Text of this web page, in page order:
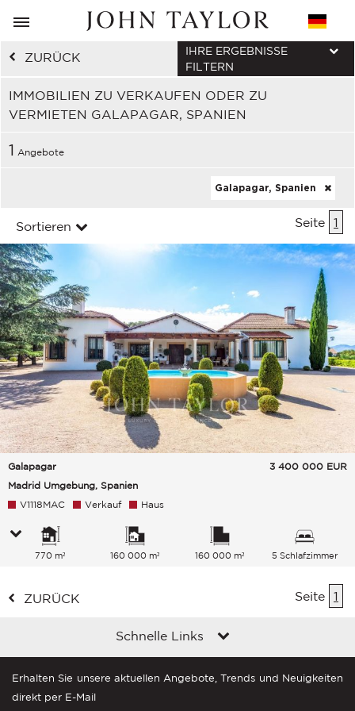
ZURÜCK
IMMOBILIEN ZU VERKAUFEN ODER ZU
VERMIETEN GALAPAGAR, SPANIEN
IHRE ERGEBNISSE
FILTERN
1 Angebote
Galapagar, Spanien
Sortieren Seite 1
Galapagar
Madrid Umgebung, Spanien
3 400 000 EUR
V1118MAC Verkauf Haus
770 m² 160 000 m² 160 000 m² 5 Schlafzimmer
ZURÜCK Seite 1
Schnelle Links
Erhalten Sie unsere aktuellen Angebote, Trends und Neuigkeiten
direkt per E-Mail